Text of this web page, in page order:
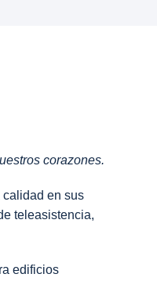
corazones.
en sus
teleasistencia,
edificios